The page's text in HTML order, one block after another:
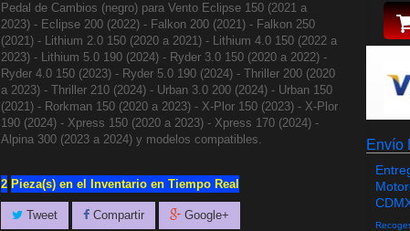
Pedal de Cambios (negro) para Vento Eclipse 150 (2021 a
2023) - Eclipse 200 (2022) - Falkon 200 (2021) - Falkon 250
(2021) - Lithium 2.0 150 (2020 a 2021) - Lithium 4.0 150 (2022 a
2023) - Lithium 5.0 190 (2024) - Ryder 3.0 150 (2020 a 2022) -
Ryder 4.0 150 (2023) - Ryder 5.0 190 (2024) - Thriller 200 (2020
a 2023) - Thriller 210 (2024) - Urban 3.0 200 (2024) - Urban 150
(2021) - Rorkman 150 (2020 a 2023) - X-Plor 150 (2023) - X-Plor
190 (2024) - Xpress 150 (2020 a 2023) - Xpress 170 (2024) -
Alpina 300 (2023 a 2024) y modelos compatibles.
2 Pieza(s) en el Inventario en Tiempo Real
Tweet Compartir Google+
Envío